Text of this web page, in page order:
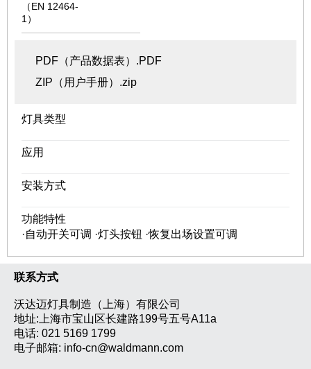
（EN 12464-
1）
PDF（产品数据表）.PDF
ZIP（用户手册）.zip
灯具类型
应用
安装方式
功能特性
·自动开关可调 ·灯头按钮 ·恢复出场设置可调
联系方式
沃达迈灯具制造（上海）有限公司
地址:上海市宝山区长建路199号五号A11a
电话: 021 5169 1799
电子邮箱: info-cn@waldmann.com